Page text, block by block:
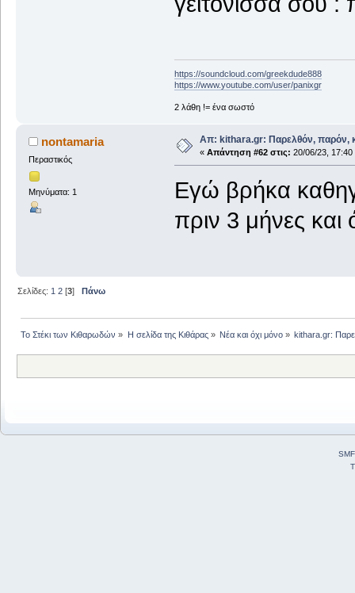
https://soundcloud.com/greekdude888
https://www.youtube.com/user/panixgr
2 λάθη != ένα σωστό
nontamaria
Περαστικός
Μηνύματα: 1
Απ: kithara.gr: Παρελθόν, παρόν,
« Απάντηση #62 στις: 20/06/23, 17:40
Εγώ βρήκα
πριν 3 μήνες και
Σελίδες: 1 2 [3]Πάνω
Το Στέκι των Κιθαρωδών » Η σελίδα της Κιθάρας» Νέα και όχι μόνο» kithara.gr: